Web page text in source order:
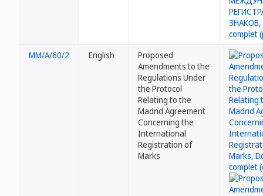
MM/A/60/2 English
Proposed
Amendments to the
Regulations Under
the Protocol
Relating to the
Madrid Agreement
Concerning the
International
Registration of
Marks